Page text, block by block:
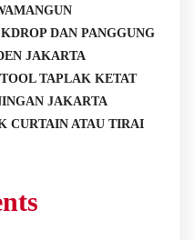
DAN PANGGUNG
JAKARTA
TAPLAK KETAT
JAKARTA
CURTAIN ATAU TIRAI